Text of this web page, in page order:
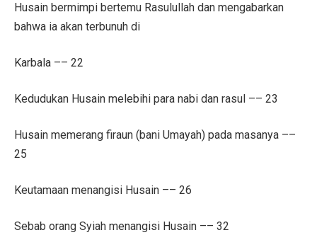
Husain bermimpi bertemu Rasulullah dan mengabarkan
bahwa ia akan terbunuh di
Karbala –– 22
Kedudukan Husain melebihi para nabi dan rasul –– 23
Husain memerang firaun (bani Umayah) pada masanya ––
25
Keutamaan menangisi Husain –– 26
Sebab orang Syiah menangisi Husain –– 32